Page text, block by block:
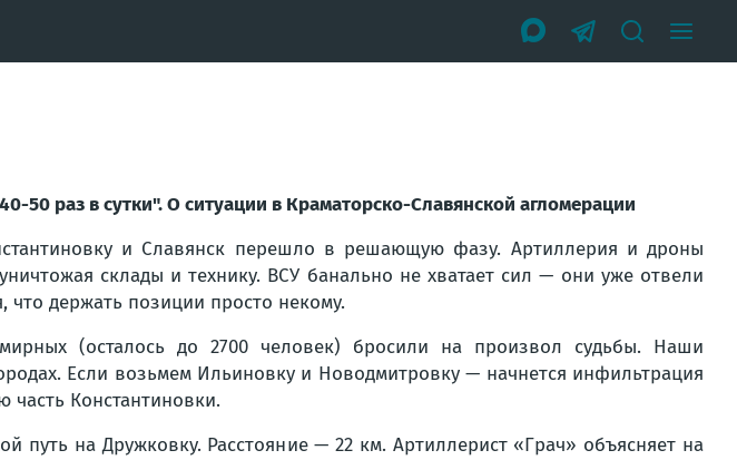
50 раз в сутки". О ситуации в Краматорско-Славянской агломерации
и Славянск перешло в решающую фазу. Артиллерия и дроны
склады и технику. ВСУ банально не хватает сил — они уже отвели
что держать позиции просто некому.
(осталось до 2700 человек) бросили на произвол судьбы. Наши
Если возьмем Ильиновку и Новодмитровку — начнется инфильтрация
Константиновки.
путь на Дружковку. Расстояние — 22 км. Артиллерист «Грач» объясняет на